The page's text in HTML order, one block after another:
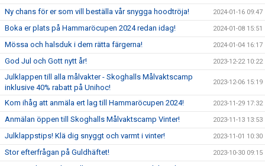
Ny chans för er som vill beställa vår snygga hoodtröja! 2024-01-16 09:47
Boka er plats på Hammaröcupen 2024 redan idag! 2024-01-08 15:51
Mössa och halsduk i dem rätta färgerna! 2024-01-04 16:17
God Jul och Gott nytt år! 2023-12-22 10:22
Julklappen till alla målvakter - Skoghalls Målvaktscamp
inklusive 40% rabatt på Unihoc!
2023-12-06 15:19
Kom ihåg att anmäla ert lag till Hammaröcupen 2024! 2023-11-29 17:32
Anmälan öppen till Skoghalls Målvaktscamp Vinter! 2023-11-13 13:53
Julklappstips! Klä dig snyggt och varmt i vinter! 2023-11-01 10:30
Stor efterfrågan på Guldhäftet! 2023-10-30 09:15